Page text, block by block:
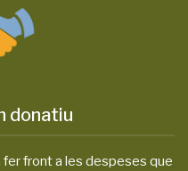
donatiu
fer front a les despeses que